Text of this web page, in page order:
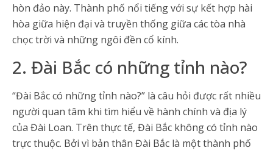
hòn đảo này. Thành phố nổi tiếng với sự kết hợp hài
hòa giữa hiện đại và truyền thống giữa các tòa nhà
chọc trời và những ngôi đền cổ kính.
2. Đài Bắc có những tỉnh nào?
“Đài Bắc có những tỉnh nào?” là câu hỏi được rất nhiều
người quan tâm khi tìm hiểu về hành chính và địa lý
của Đài Loan. Trên thực tế, Đài Bắc không có tỉnh nào
trực thuộc. Bởi vì bản thân Đài Bắc là một thành phố